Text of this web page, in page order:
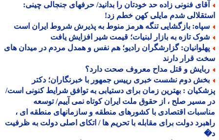
فنونی زاده حد خودتان را بدانید/ حرفهای جنجالی چینی:
شدم مایلی کهن خطم زد!
بازگشایی تنگه هرمز منوط به پذیرش شروط ایران است
تازه به بازار لبنیات؛ قیمت شیر افزایش یافت
گزارشگران رادیو؛ هم نفس و همدل مردم در میدان های
قرار دارند
و قتل مداح معروف صحت دارد؟
دوم نشست خبری رییس جمهور با خبرنگاران؛ دکتر
: بهترین زمان برای دستیابی به توافق شرایط کنونی است/
مسیر صلح ، از حقوق ملت ایران کوتاه نمی آییم/ توسعه
اقتصادی با کشورهای منطقه و سازمانهای منطقه ای ،
دولت برای مقابله با تحریم ها / اتکای اصلی دولت به ظرفیت